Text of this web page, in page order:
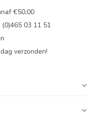
€50,00
(0)465 03 11 51
verzonden!